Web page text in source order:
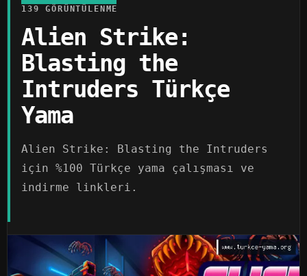
139 GÖRÜNTÜLENME
Alien Strike:
Blasting the
Intruders Türkçe
Yama
Alien Strike: Blasting the Intruders
için %100 Türkçe yama çalışması ve
indirme linkleri.